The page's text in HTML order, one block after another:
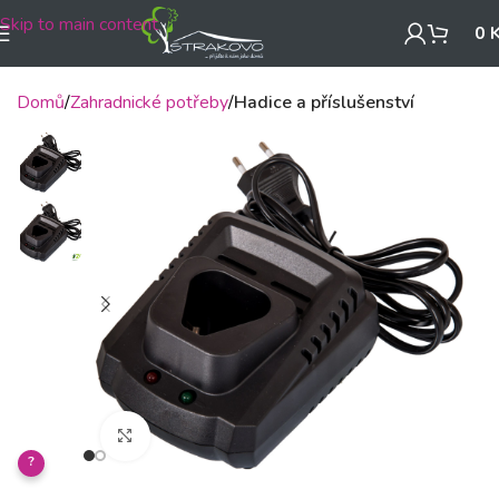
Skip to main content 0
Domů Zahradnické potřeby Hadice a příslušenství
Klikněte pro zvětšení
?